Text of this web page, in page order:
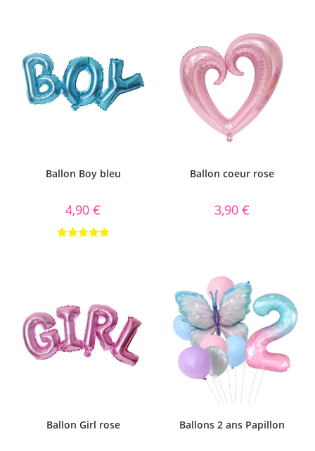
Ballon Boy bleu
4,90€
Ballon coeur rose
3,90 €
Ballon Girl rose Ballons 2 ans Papillon